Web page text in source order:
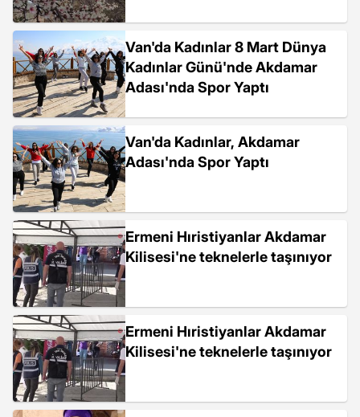
Van'da Kadınlar 8 Mart Dünya
Kadınlar Günü'nde Akdamar
Adası'nda Spor Yaptı
Van'da Kadınlar, Akdamar
Adası'nda Spor Yaptı
Ermeni Hıristiyanlar Akdamar
Kilisesi'ne teknelerle taşınıyor
Ermeni Hıristiyanlar Akdamar
Kilisesi'ne teknelerle taşınıyor